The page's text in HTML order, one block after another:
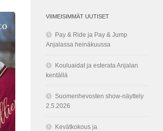
VIIMEISIMMÄT UUTISET
Pay & Ride ja Pay & Jump
Anjalassa heinäkuussa
Kouluaidat ja esterata Anjalan
kentällä
Suomenhevosten show-näyttely
2.5.2026
Kevätkokous ja